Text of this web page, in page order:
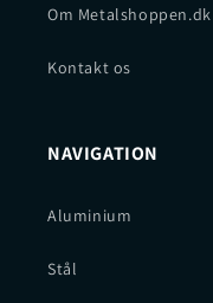
Om Metalshoppen.dk
Kontakt os
NAVIGATION
Aluminium
Stål